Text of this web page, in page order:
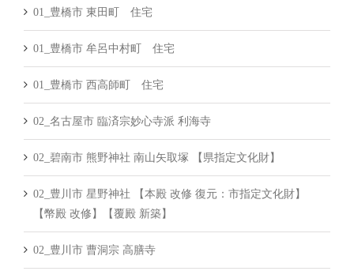
01_豊橋市 東田町 住宅
01_豊橋市 牟呂中村町 住宅
01_豊橋市 西高師町 住宅
02_名古屋市 臨済宗妙心寺派 利海寺
02_碧南市 熊野神社 南山矢取塚 【県指定文化財】
02_豊川市 星野神社 【本殿 改修 復元：市指定文化財】
【幣殿 改修】【覆殿 新築】
02_豊川市 曹洞宗 高膳寺